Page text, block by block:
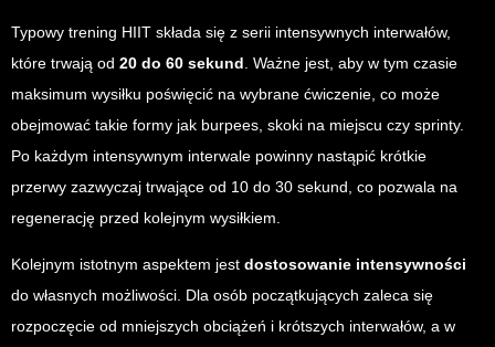
Typowy trening HIIT składa się z serii intensywnych interwałów,
które trwają od 20 do 60 sekund . Ważne jest, aby w tym czasie
maksimum wysiłku poświęcić na wybrane ćwiczenie, co może
obejmować takie formy jak burpees, skoki na miejscu czy sprinty.
Po każdym intensywnym interwale powinny nastąpić krótkie
przerwy zazwyczaj trwające od 10 do 30 sekund, co pozwala na
regenerację przed kolejnym wysiłkiem.
Kolejnym istotnym aspektem jest dostosowanie intensywności
do własnych możliwości. Dla osób początkujących zaleca się
rozpoczęcie od mniejszych obciążeń i krótszych interwałów, a w